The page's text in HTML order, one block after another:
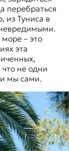
перебраться
из Туниса в
– это
эта
что не одни
мы сами.